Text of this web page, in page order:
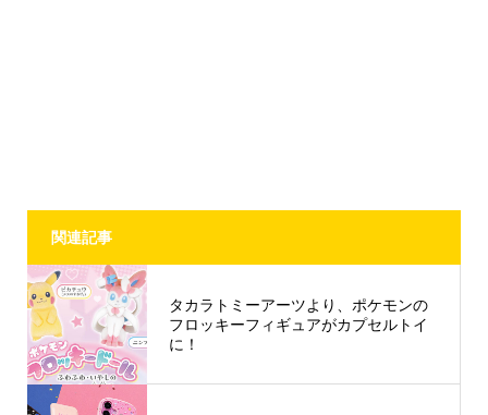
関連記事
タカラトミーアーツより、ポケモンの
フロッキーフィギュアがカプセルトイ
に！